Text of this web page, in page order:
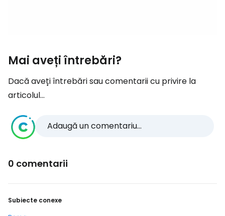
Mai aveți întrebări?
Dacă aveți întrebări sau comentarii cu privire la
articolul...
Adaugă un comentariu...
0 comentarii
Subiecte conexe